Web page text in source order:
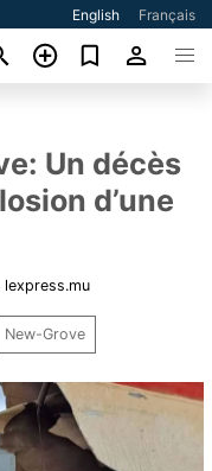
English Français
Un décès
d’une
lexpress.mu
New-Grove